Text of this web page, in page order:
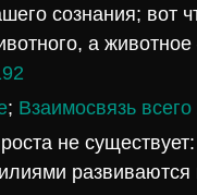
сознания; вот
а
; Взаимосвязь
роста не